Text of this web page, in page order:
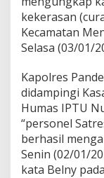
kekerasan
Kecamatan
Selasa (03/01/
Kapolres
didampingi
Humas IPTU
“personel
berhasil
Senin (02/01/
kata Belny